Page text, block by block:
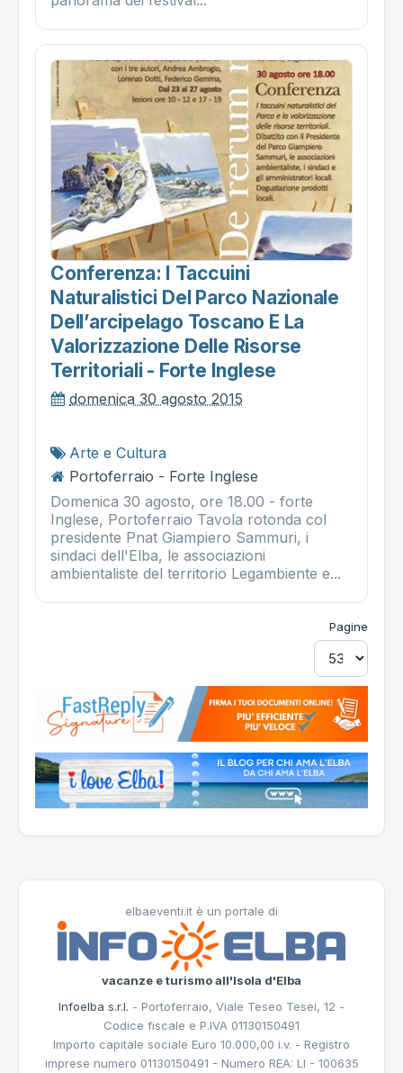
Conferenza: I Taccuini
Naturalistici Del Parco Nazionale
Dell’arcipelago Toscano E La
Valorizzazione Delle Risorse
Territoriali - Forte Inglese
domenica 30 agosto 2015
Arte e Cultura
Portoferraio - Forte Inglese
Domenica 30 agosto, ore 18.00 - forte
Inglese, Portoferraio Tavola rotonda col
presidente Pnat Giampiero Sammuri, i
sindaci dell'Elba, le associazioni
ambientaliste del territorio Legambiente e...
Pagine
elbaeventi.it è un portale di
vacanze e turismo all'Isola d'Elba
Infoelba s.r.l. - Portoferraio, Viale Teseo Tesei, 12 -
Codice fiscale e P.IVA 01130150491
Importo capitale sociale Euro 10.000,00 i.v. - Registro
imprese numero 01130150491 - Numero REA: LI - 100635